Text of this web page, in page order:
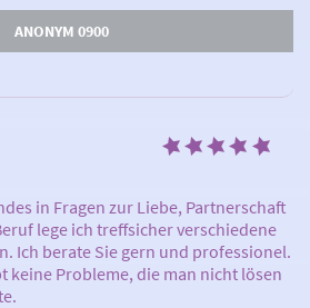
ANONYM 0900
in Fragen zur Liebe, Partnerschaft
lege ich treffsicher verschiedene
Ich berate Sie gern und professionel.
keine Probleme, die man nicht lösen